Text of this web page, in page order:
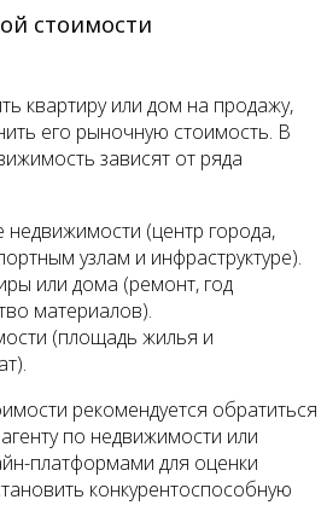
стоимости
квартиру или дом на продажу,
его рыночную стоимость. В
зависят от ряда
(центр города,
узлам и инфраструктуре).
или дома (ремонт, год
материалов).
(площадь жилья и
рекомендуется обратиться
по недвижимости или
платформами для оценки
конкурентоспособную